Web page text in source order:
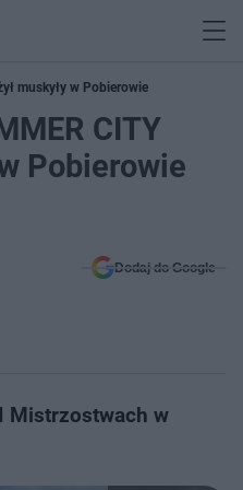
muskyły w Pobierowie
CITY
Pobierowie
Dodaj do Google
Mistrzostwach w